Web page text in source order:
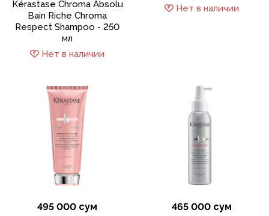
Kérastase Chroma Absolu
Bain Riche Chroma
Respect Shampoo - 250
мл
Нет в наличии
Нет в наличии
495 000 сум 465 000 сум